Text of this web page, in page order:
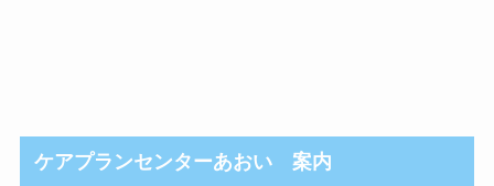
ケアプランセンターあおい 案内